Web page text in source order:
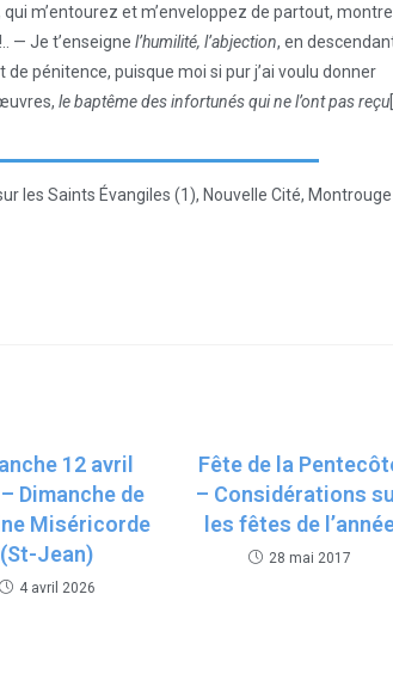
m’entourez et m’enveloppez de partout,
— Je t’enseigne l’humilité, l’abjection, en
pénitence, puisque moi si pur j’ai voulu donner
le baptême des infortunés qui ne l’ont pas reçu
les Saints Évangiles (1), Nouvelle Cité, Montrouge
12 avril
Dimanche de
Miséricorde
(St-Jean)
4 avril 2026
Fête de la
– Considérations
les fêtes de
28 mai 2017